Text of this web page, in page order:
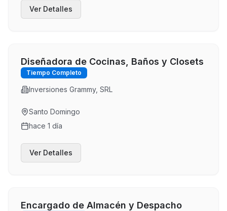
Ver Detalles
Diseñadora de Cocinas, Baños y Closets
Tiempo Completo
Inversiones Grammy, SRL
Santo Domingo
hace 1 día
Ver Detalles
Encargado de Almacén y Despacho